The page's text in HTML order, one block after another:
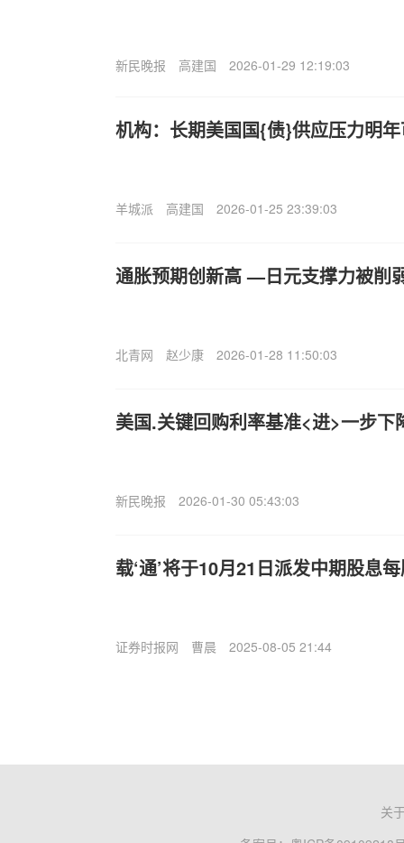
新民晚报 高建国 2026-01-29 12:19:03
机构：长期美国国{债}供应压力明
羊城派 高建国 2026-01-25 23:39:03
通胀预期创新高 —日元支撑力被削
北青网 赵少康 2026-01-28 11:50:03
美国.关键回购利率基准<进>一步下
新民晚报 2026-01-30 05:43:03
载‘通’将于10月21日派发中期股息
证券时报网 曹晨 2025-08-05 21:44
关